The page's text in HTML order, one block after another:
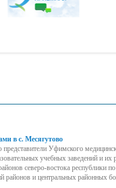
в с. Месягутово
Уфимского
учебных заведений и их
северо-востока республики
районов и центральных районных